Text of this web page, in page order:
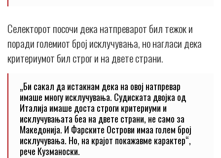
Селекторот посочи дека натпреварот бил тежок и
поради големиот број исклучувања, но нагласи дека
критериумот бил строг и на двете страни.
„Би сакал да истакнам дека на овој натпревар
имаше многу исклучувања. Судиската двојка од
Италија имаше доста строги критериуми и
исклучувањата беа на двете страни, не само за
Македонија. И Фарските Острови имаа голем број
исклучувања. Но, на крајот покажавме карактер“,
рече Кузманоски.